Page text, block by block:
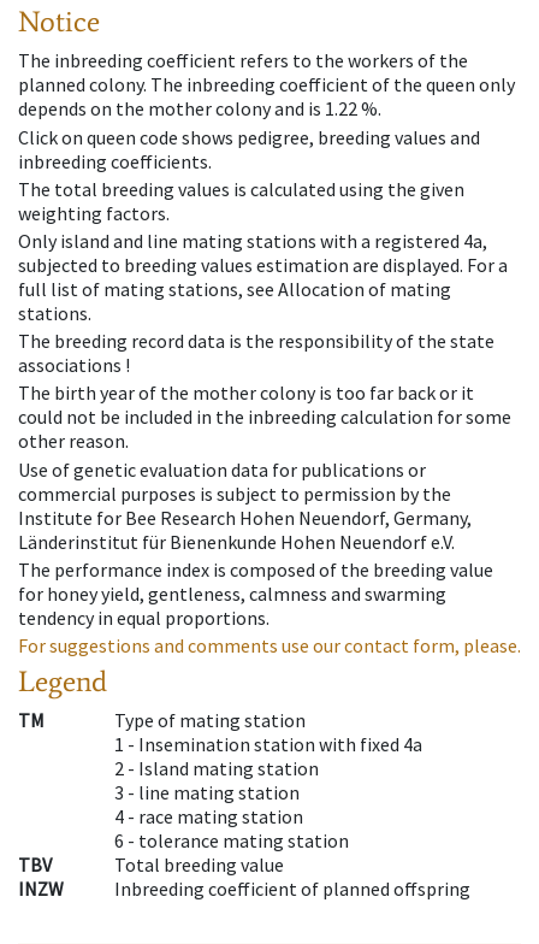
Notice
The inbreeding coefficient refers to the workers of the
planned colony. The inbreeding coefficient of the queen only
depends on the mother colony and is 1.22 %.
Click on queen code shows pedigree, breeding values and
inbreeding coefficients.
The total breeding values is calculated using the given
weighting factors.
Only island and line mating stations with a registered 4a,
subjected to breeding values estimation are displayed. For a
full list of mating stations, see Allocation of mating
stations.
The breeding record data is the responsibility of the state
associations !
The birth year of the mother colony is too far back or it
could not be included in the inbreeding calculation for some
other reason.
Use of genetic evaluation data for publications or
commercial purposes is subject to permission by the
Institute for Bee Research Hohen Neuendorf, Germany,
Länderinstitut für Bienenkunde Hohen Neuendorf e.V.
The performance index is composed of the breeding value
for honey yield, gentleness, calmness and swarming
tendency in equal proportions.
For suggestions and comments use our contact form, please.
Legend
TM
Type of mating station
1 - Insemination station with fixed 4a
2 - Island mating station
3 - line mating station
4 - race mating station
6 - tolerance mating station
TBV
Total breeding value
INZW
Inbreeding coefficient of planned offspring